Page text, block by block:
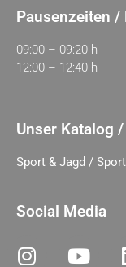
Pausenzeiten /
09:00 – 09:20 h
12:00 – 12:40 h
Unser Katalog
Sport & Jagd /
Social Media